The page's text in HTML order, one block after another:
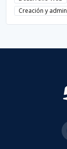
Creación y